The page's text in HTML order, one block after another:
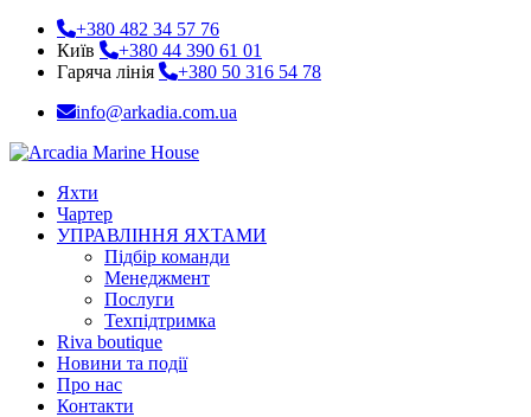
+380 482 34 57 76
Київ
+380 44 390 61 01
Гаряча лінія
+380 50 316 54 78
info@arkadia.com.ua
Яхти
Чартер
УПРАВЛІННЯ ЯХТАМИ
Підбір команди
Менеджмент
Послуги
Техпідтримка
Riva boutique
Новини та події
Про нас
Контакти